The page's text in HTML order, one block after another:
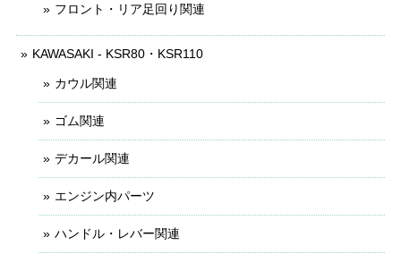
フロント・リア足回り関連
KAWASAKI - KSR80・KSR110
カウル関連
ゴム関連
デカール関連
エンジン内パーツ
ハンドル・レバー関連